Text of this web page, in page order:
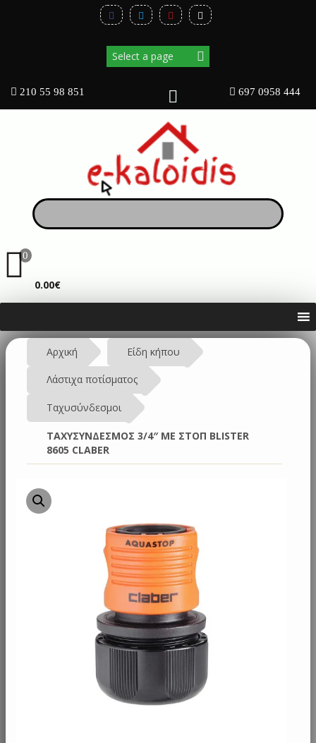
210 55 98 851 697 0958 444
0ΚΑΛΆΘΙ
0.00€
Αρχική Είδη κήπου
Λάστιχα ποτίσματος
Ταχυσύνδεσμοι
ΤΑΧΥΣΥΝΔΕΣΜΟΣ 3/4″ ΜΕ ΣΤΟΠ BLISTER
8605 CLABER